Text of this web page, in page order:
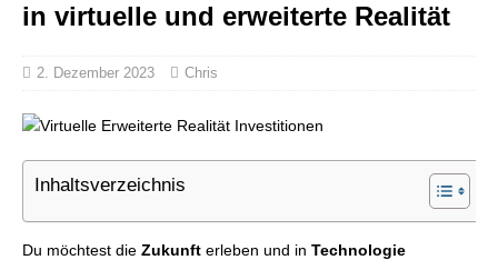
in virtuelle und erweiterte Realität
2. Dezember 2023 Chris
Inhaltsverzeichnis
Du möchtest die Zukunft erleben und in Technologie